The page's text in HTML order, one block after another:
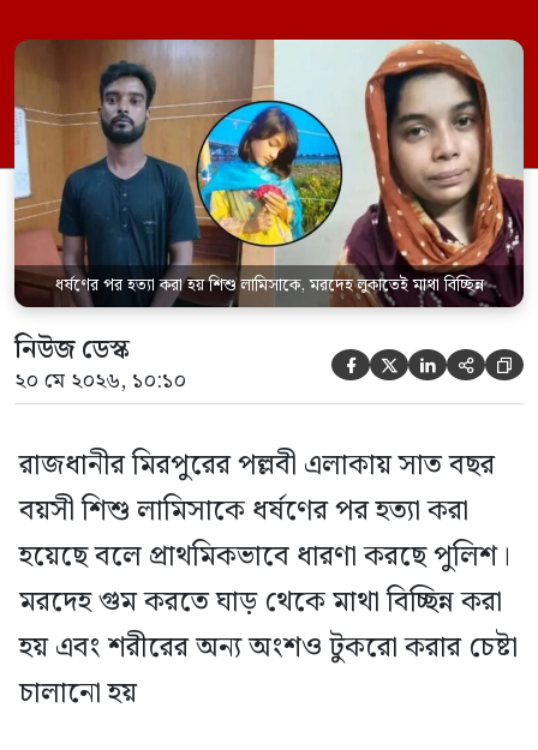
চালানো হয় এই নৃশংস হত্যাকাণ্ডে পাশের ফ্ল্যাটের
ভাড়াটিয়া সোহেল রানা (৩০) ও তার স্ত্রী স্বপ্না
আক্তারকে (২৬) মাত্র ৭ ঘণ্টার […]
ধর্ষণের পর হত্যা করা হয় শিশু লামিসাকে, মরদেহ লুকাতেই মাথা বিচ্ছিন্ন
নিউজ ডেস্ক
২০ মে ২০২৬, ১০:১০     
রাজধানীর মিরপুরের পল্লবী এলাকায় সাত বছর
বয়সী শিশু লামিসাকে ধর্ষণের পর হত্যা করা
হয়েছে বলে প্রাথমিকভাবে ধারণা করছে পুলিশ।
মরদেহ গুম করতে ঘাড় থেকে মাথা বিচ্ছিন্ন করা
হয় এবং শরীরের অন্য অংশও টুকরো করার চেষ্টা
চালানো হয়